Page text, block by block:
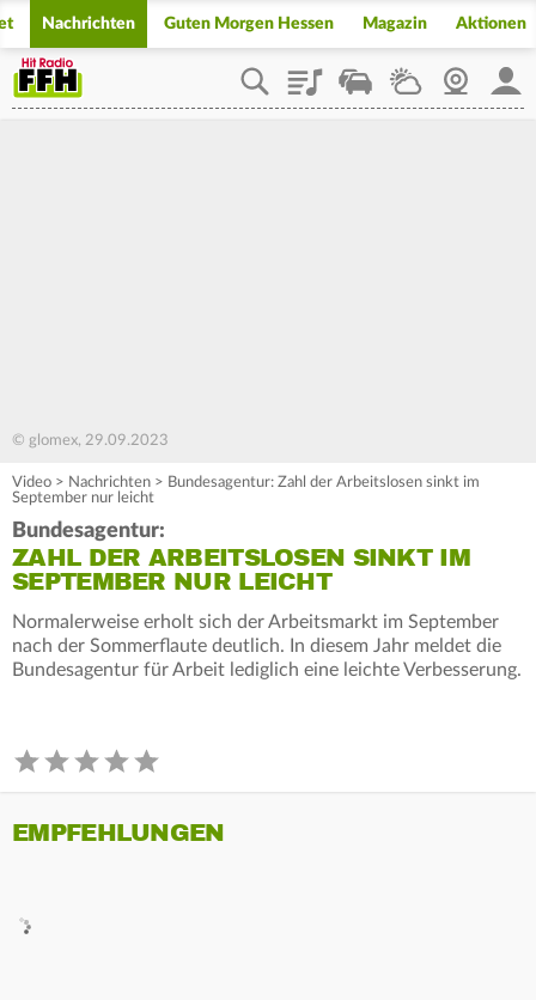
Nachrichten Guten Morgen Hessen Magazin Aktionen
PlaylistStaupilotWetterWebcam
© glomex, 29.09.2023
Video > Nachrichten > Bundesagentur: Zahl der Arbeitslosen sinkt im
September nur leicht
Bundesagentur:
ZAHL DER ARBEITSLOSEN SINKT IM
SEPTEMBER NUR LEICHT
Normalerweise erholt sich der Arbeitsmarkt im September
nach der Sommerflaute deutlich. In diesem Jahr meldet die
Bundesagentur für Arbeit lediglich eine leichte Verbesserung.
EMPFEHLUNGEN